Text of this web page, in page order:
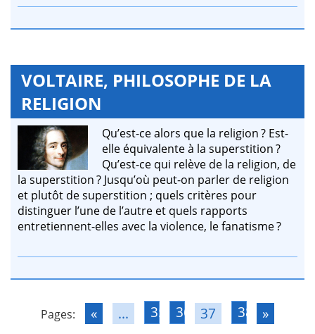
VOLTAIRE, PHILOSOPHE DE LA
RELIGION
Qu’est-ce alors que la religion ? Est-
elle équivalente à la superstition ?
Qu’est-ce qui relève de la religion, de
la superstition ? Jusqu’où peut-on parler de religion
et plutôt de superstition ; quels critères pour
distinguer l’une de l’autre et quels rapports
entretiennent-elles avec la violence, le fanatisme ?
Pages: « ... 35 36 37 38 »